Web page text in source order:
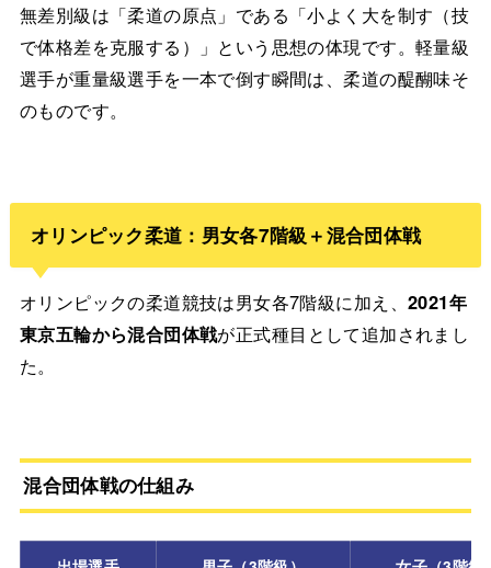
無差別級は「柔道の原点」である「小よく大を制す（技
で体格差を克服する）」という思想の体現です。軽量級
選手が重量級選手を一本で倒す瞬間は、柔道の醍醐味そ
のものです。
オリンピック柔道：男女各7階級＋混合団体戦
オリンピックの柔道競技は男女各7階級に加え、 2021年
東京五輪から混合団体戦が正式種目として追加されまし
た。
混合団体戦の仕組み